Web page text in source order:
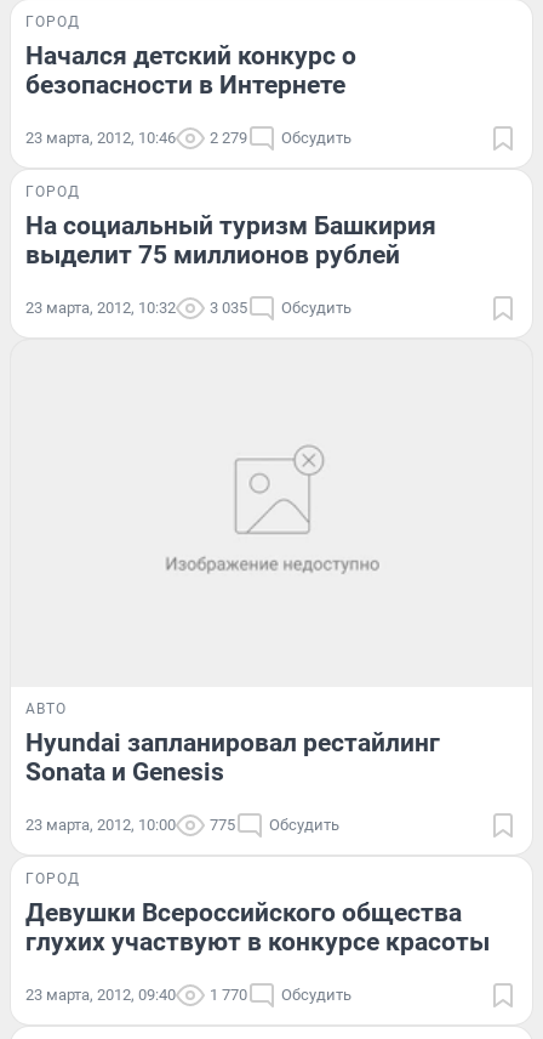
ГОРОД
Начался детский конкурс о
безопасности в Интернете
23 марта, 2012, 10:46 2 279 Обсудить
ГОРОД
На социальный туризм Башкирия
выделит 75 миллионов рублей
23 марта, 2012, 10:32 3 035 Обсудить
АВТО
Hyundai запланировал рестайлинг
Sonata и Genesis
23 марта, 2012, 10:00 775 Обсудить
ГОРОД
Девушки Всероссийского общества
глухих участвуют в конкурсе красоты
23 марта, 2012, 09:40 1 770 Обсудить